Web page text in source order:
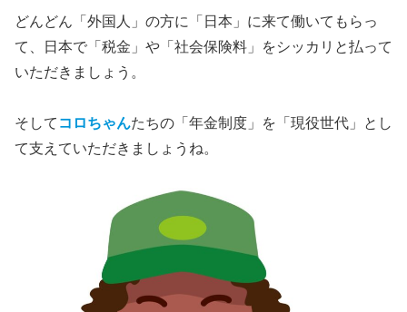
どんどん「外国人」の方に「日本」に来て働いてもらっ
て、日本で「税金」や「社会保険料」をシッカリと払って
いただきましょう。
そして コロちゃんたちの「年金制度」を「現役世代」とし
て支えていただきましょうね。